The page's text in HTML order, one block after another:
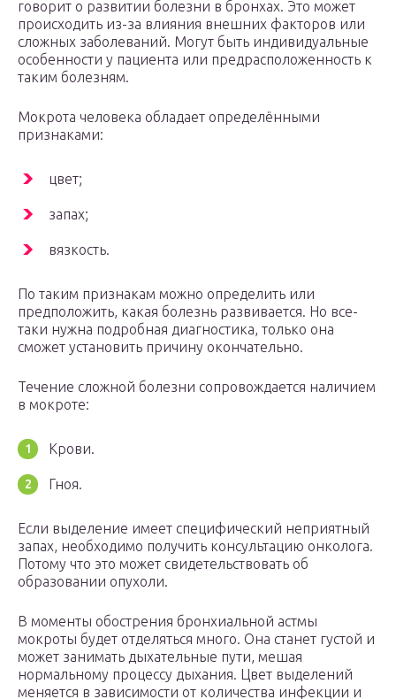
говорит о развитии болезни в бронхах. Это может
происходить из-за влияния внешних факторов или
сложных заболеваний. Могут быть индивидуальные
особенности у пациента или предрасположенность к
таким болезням.
Мокрота человека обладает определёнными
признаками:
цвет;
запах;
вязкость.
По таким признакам можно определить или
предположить, какая болезнь развивается. Но все-
таки нужна подробная диагностика, только она
сможет установить причину окончательно.
Течение сложной болезни сопровождается наличием
в мокроте:
Крови.
Гноя.
Если выделение имеет специфический неприятный
запах, необходимо получить консультацию онколога.
Потому что это может свидетельствовать об
образовании опухоли.
В моменты обострения бронхиальной астмы
мокроты будет отделяться много. Она станет густой и
может занимать дыхательные пути, мешая
нормальному процессу дыхания. Цвет выделений
меняется в зависимости от количества инфекции и